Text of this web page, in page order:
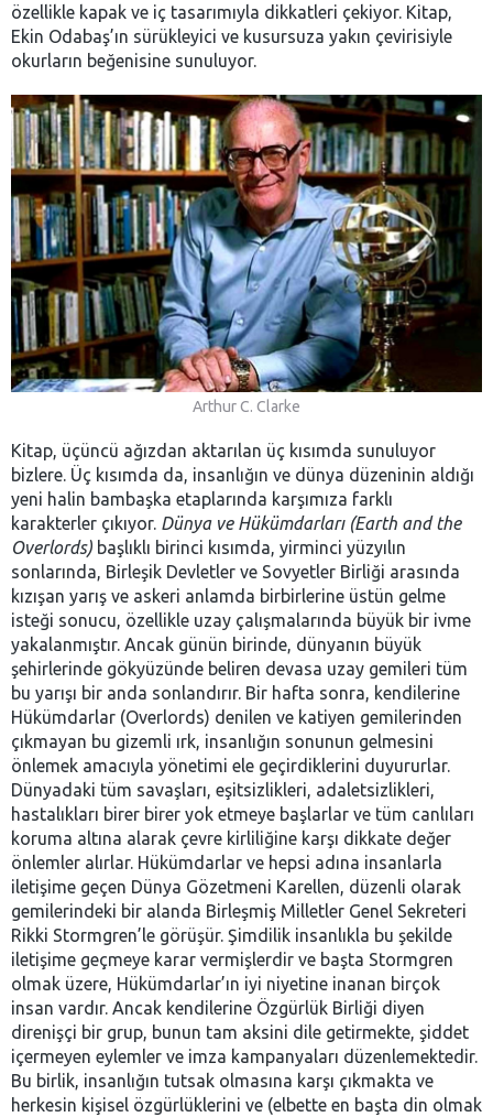
özellikle kapak ve iç tasarımıyla dikkatleri çekiyor. Kitap,
Ekin Odabaş’ın sürükleyici ve kusursuza yakın çevirisiyle
okurların beğenisine sunuluyor.
Arthur C. Clarke
Kitap, üçüncü ağızdan aktarılan üç kısımda sunuluyor
bizlere. Üç kısımda da, insanlığın ve dünya düzeninin aldığı
yeni halin bambaşka etaplarında karşımıza farklı
karakterler çıkıyor. Dünya ve Hükümdarları (Earth and the
Overlords) başlıklı birinci kısımda, yirminci yüzyılın
sonlarında, Birleşik Devletler ve Sovyetler Birliği arasında
kızışan yarış ve askeri anlamda birbirlerine üstün gelme
isteği sonucu, özellikle uzay çalışmalarında büyük bir ivme
yakalanmıştır. Ancak günün birinde, dünyanın büyük
şehirlerinde gökyüzünde beliren devasa uzay gemileri tüm
bu yarışı bir anda sonlandırır. Bir hafta sonra, kendilerine
Hükümdarlar (Overlords) denilen ve katiyen gemilerinden
çıkmayan bu gizemli ırk, insanlığın sonunun gelmesini
önlemek amacıyla yönetimi ele geçirdiklerini duyururlar.
Dünyadaki tüm savaşları, eşitsizlikleri, adaletsizlikleri,
hastalıkları birer birer yok etmeye başlarlar ve tüm canlıları
koruma altına alarak çevre kirliliğine karşı dikkate değer
önlemler alırlar. Hükümdarlar ve hepsi adına insanlarla
iletişime geçen Dünya Gözetmeni Karellen, düzenli olarak
gemilerindeki bir alanda Birleşmiş Milletler Genel Sekreteri
Rikki Stormgren’le görüşür. Şimdilik insanlıkla bu şekilde
iletişime geçmeye karar vermişlerdir ve başta Stormgren
olmak üzere, Hükümdarlar’ın iyi niyetine inanan birçok
insan vardır. Ancak kendilerine Özgürlük Birliği diyen
direnişçi bir grup, bunun tam aksini dile getirmekte, şiddet
içermeyen eylemler ve imza kampanyaları düzenlemektedir.
Bu birlik, insanlığın tutsak olmasına karşı çıkmakta ve
herkesin kişisel özgürlüklerini ve (elbette en başta din olmak